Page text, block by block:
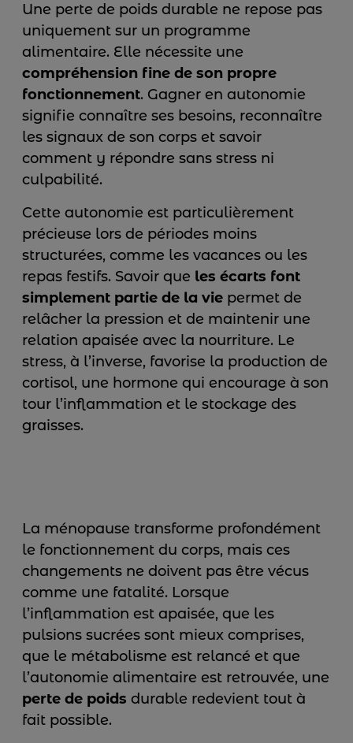
Une perte de poids durable ne repose pas
uniquement sur un programme
alimentaire. Elle nécessite une
compréhension fine de son propre
fonctionnement. Gagner en autonomie
signifie connaître ses besoins, reconnaître
les signaux de son corps et savoir
comment y répondre sans stress ni
culpabilité.
Cette autonomie est particulièrement
précieuse lors de périodes moins
structurées, comme les vacances ou les
repas festifs. Savoir que les écarts font
simplement partie de la vie permet de
relâcher la pression et de maintenir une
relation apaisée avec la nourriture. Le
stress, à l’inverse, favorise la production de
cortisol, une hormone qui encourage à son
tour l’inflammation et le stockage des
graisses.
La ménopause transforme profondément
le fonctionnement du corps, mais ces
changements ne doivent pas être vécus
comme une fatalité. Lorsque
l’inflammation est apaisée, que les
pulsions sucrées sont mieux comprises,
que le métabolisme est relancé et que
l’autonomie alimentaire est retrouvée, une
perte de poids durable redevient tout à
fait possible.